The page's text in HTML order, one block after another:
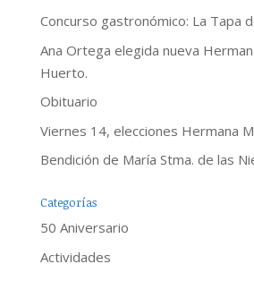
Concurso gastronómico: La Tapa
Ana Ortega elegida nueva
Huerto.
Obituario
Viernes 14, elecciones Hermana
Bendición de María Stma. de las
Categorías
50 Aniversario
Actividades